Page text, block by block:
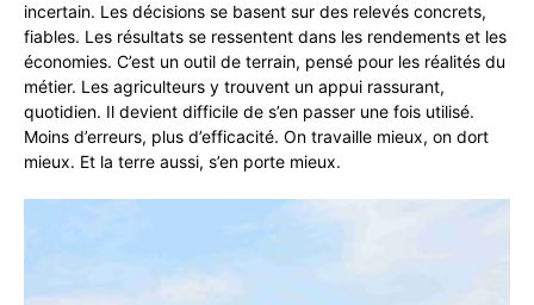
incertain. Les décisions se basent sur des relevés concrets,
fiables. Les résultats se ressentent dans les rendements et les
économies. C’est un outil de terrain, pensé pour les réalités du
métier. Les agriculteurs y trouvent un appui rassurant,
quotidien. Il devient difficile de s’en passer une fois utilisé.
Moins d’erreurs, plus d’efficacité. On travaille mieux, on dort
mieux. Et la terre aussi, s’en porte mieux.